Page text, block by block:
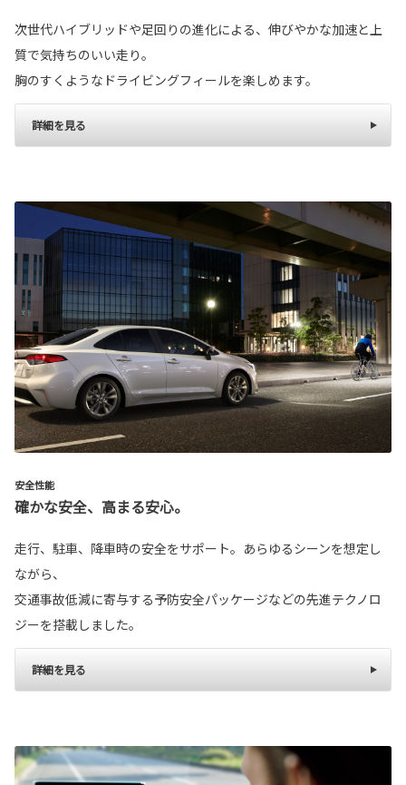
次世代ハイブリッドや足回りの進化による、伸びやかな加速と上
質で気持ちのいい走り。
胸のすくようなドライビングフィールを楽しめます。
詳細を見る
安全性能
確かな安全、高まる安心。
走行、駐車、降車時の安全をサポート。あらゆるシーンを想定し
ながら、
交通事故低減に寄与する予防安全パッケージなどの先進テクノロ
ジーを搭載しました。
詳細を見る